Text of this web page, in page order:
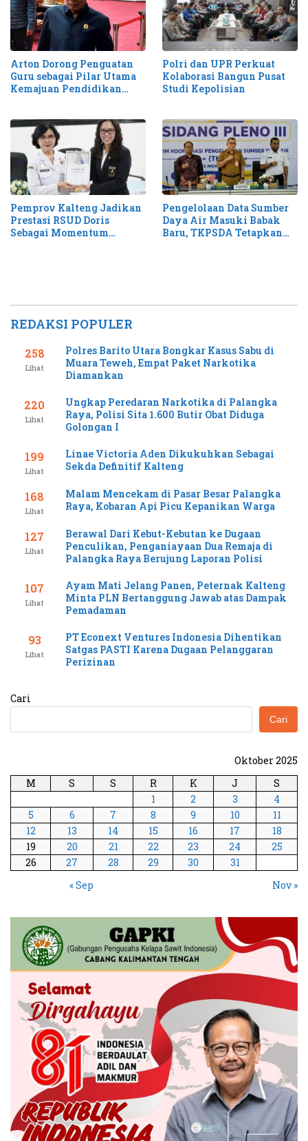
Arton Dorong Penguatan
Guru sebagai Pilar Utama
Kemajuan Pendidikan
Polri dan UPR Perkuat
Kolaborasi Bangun Pusat
Studi Kepolisian
Pemprov Kalteng Jadikan
Prestasi RSUD Doris
Sebagai Momentum
Pengelolaan Data Sumber
Daya Air Masuki Babak
Baru, TKPSDA Tetapkan
REDAKSI POPULER
258
Lihat
Polres Barito Utara Bongkar Kasus Sabu di
Muara Teweh, Empat Paket Narkotika
Diamankan
220
Lihat
Ungkap Peredaran Narkotika di Palangka
Raya, Polisi Sita 1.600 Butir Obat Diduga
Golongan I
199
Lihat
Linae Victoria Aden Dikukuhkan Sebagai
Sekda Definitif Kalteng
168
Lihat
Malam Mencekam di Pasar Besar Palangka
Raya, Kobaran Api Picu Kepanikan Warga
127
Lihat
Berawal Dari Kebut-Kebutan ke Dugaan
Penculikan, Penganiayaan Dua Remaja di
Palangka Raya Berujung Laporan Polisi
107
Lihat
Ayam Mati Jelang Panen, Peternak Kalteng
Minta PLN Bertanggung Jawab atas Dampak
Pemadaman
93
Lihat
PT Econext Ventures Indonesia Dihentikan
Satgas PASTI Karena Dugaan Pelanggaran
Perizinan
Cari
Cari
Oktober 2025
M
S S R K J
S
1
2 3
4
5
6 7 8 9 10
11
12
13 14 15 16 17
18
19
20 21 22 23 24
25
26
27 28 29 30
31
« Sep
Nov »